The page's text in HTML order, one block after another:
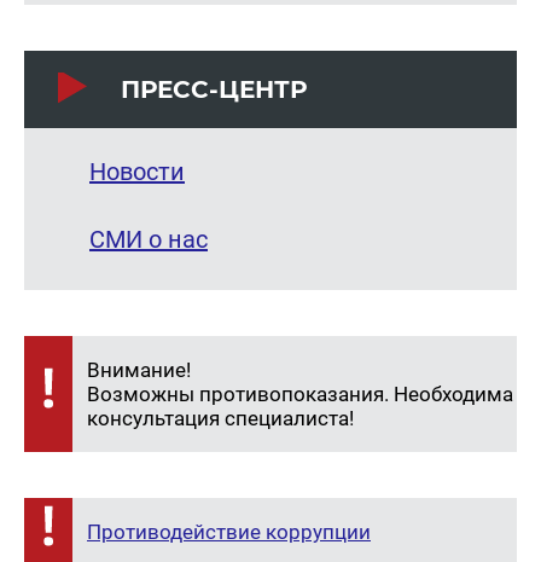
ПРЕСС-ЦЕНТР
Новости
СМИ о нас
Внимание!
Возможны противопоказания. Необходима
консультация специалиста!
Противодействие коррупции